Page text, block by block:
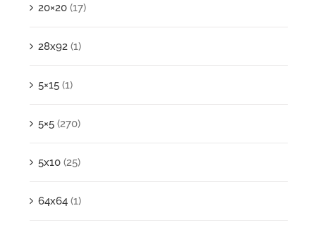
20×20 (17)
28x92 (1)
5×15 (1)
5×5 (270)
5x10 (25)
64x64 (1)